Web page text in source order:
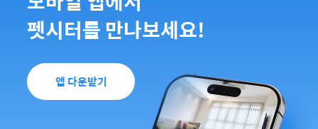
펫시터를 만나보세요!
앱 다운받기